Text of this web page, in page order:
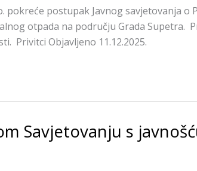
pokreće postupak Javnog savjetovanja o
otpada na području Grada Supetra.
Privitci Objavljeno 11.12.2025.
Savjetovanju s